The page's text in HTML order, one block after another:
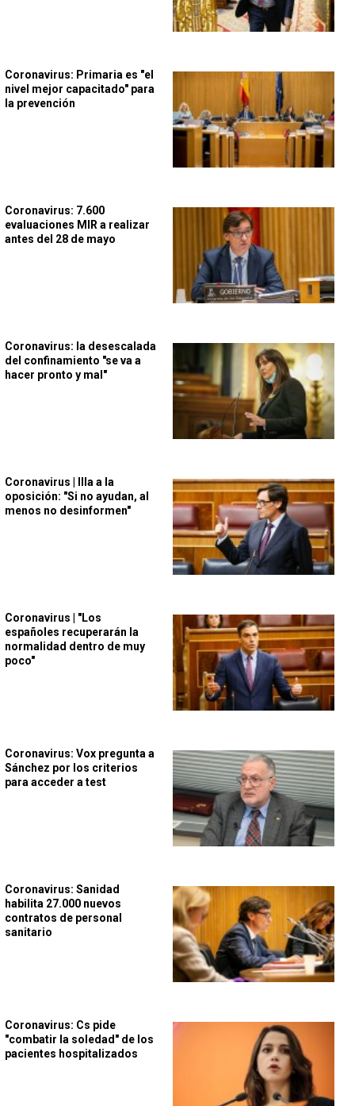
Coronavirus: Primaria es "el
nivel mejor capacitado" para
la prevención
Coronavirus: 7.600
evaluaciones MIR a realizar
antes del 28 de mayo
Coronavirus: la desescalada
del confinamiento "se va a
hacer pronto y mal"
Coronavirus | Illa a la
oposición: "Si no ayudan, al
menos no desinformen"
Coronavirus | "Los
españoles recuperarán la
normalidad dentro de muy
poco"
Coronavirus: Vox pregunta a
Sánchez por los criterios
para acceder a test
Coronavirus: Sanidad
habilita 27.000 nuevos
contratos de personal
sanitario
Coronavirus: Cs pide
"combatir la soledad" de los
pacientes hospitalizados